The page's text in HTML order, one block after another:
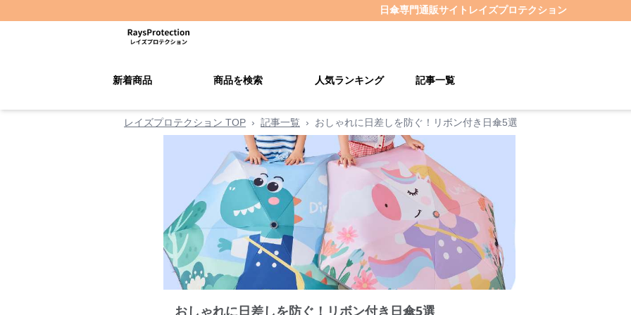
日傘専門通販サイト レイズプロテクション
新着商品 商品を検索 人気ランキング 記事一覧
レイズプロテクション TOP › 記事一覧 › おしゃれに日差しを防ぐ！リボン付き日傘5選
おしゃれに日差しを防ぐ！リボン付き日傘5選